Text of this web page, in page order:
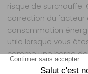
risque de
correction du facteur
consommation
utile lorsque vous
comme une borne
ranger, il s’intègre